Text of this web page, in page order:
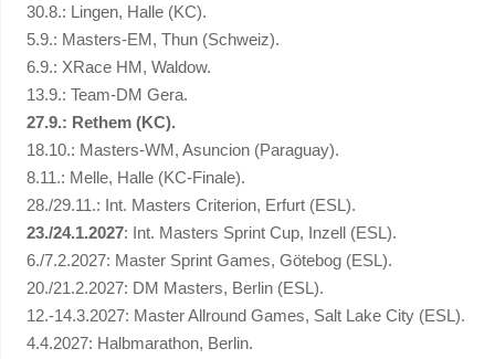
30.8.: Lingen, Halle (KC).
5.9.: Masters-EM, Thun (Schweiz).
6.9.: XRace HM, Waldow.
13.9.: Team-DM Gera.
27.9.: Rethem (KC).
18.10.: Masters-WM, Asuncion (Paraguay).
8.11.: Melle, Halle (KC-Finale).
28./29.11.: Int. Masters Criterion, Erfurt (ESL).
23./24.1.2027: Int. Masters Sprint Cup, Inzell (ESL).
6./7.2.2027: Master Sprint Games, Götebog (ESL).
20./21.2.2027: DM Masters, Berlin (ESL).
12.-14.3.2027: Master Allround Games, Salt Lake City (ESL).
4.4.2027: Halbmarathon, Berlin.